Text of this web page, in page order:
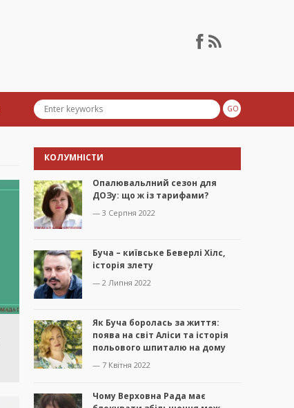
КОЛУМНІСТИ
Опалювальлний сезон для
ДОЗу: що ж із тарифами?
— 3 Серпня 2022
Буча – київське Беверлі Хілс,
історія злету
— 2 Липня 2022
Як Буча боролась за життя:
поява на світ Аліси та історія
польового шпиталю на дому
— 7 Квітня 2022
Чому Верховна Рада має